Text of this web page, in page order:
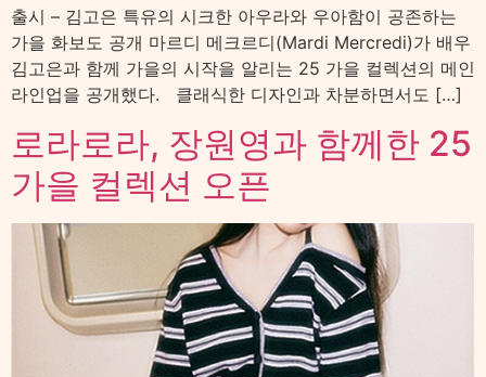
출시 – 김고은 특유의 시크한 아우라와 우아함이 공존하는
가을 화보도 공개 마르디 메크르디(Mardi Mercredi)가 배우
김고은과 함께 가을의 시작을 알리는 25 가을 컬렉션의 메인
라인업을 공개했다. 클래식한 디자인과 차분하면서도 […]
로라로라, 장원영과 함께한 25
가을 컬렉션 오픈